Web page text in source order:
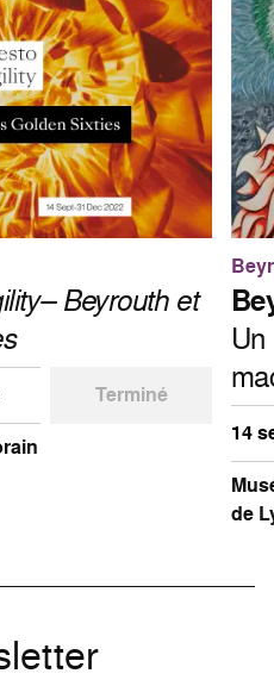
Beyrouth et
Terminé
14
de